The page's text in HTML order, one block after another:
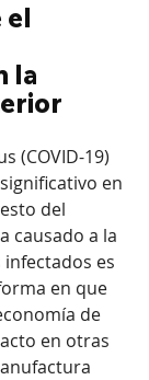
el
la
(COVID-19)
en
del
causado a la
es
en que
de
en otras